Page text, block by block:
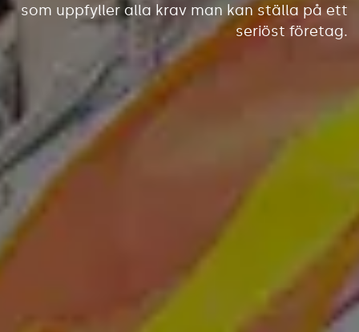
som uppfyller alla krav man kan ställa på ett
seriöst företag.